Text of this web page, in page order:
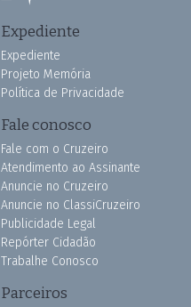
Expediente
Expediente
Projeto Memória
Política de Privacidade
Fale conosco
Fale com o Cruzeiro
Atendimento ao Assinante
Anuncie no Cruzeiro
Anuncie no ClassiCruzeiro
Publicidade Legal
Repórter Cidadão
Trabalhe Conosco
Parceiros